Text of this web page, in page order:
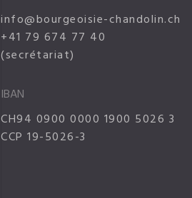
info@bourgeoisie-chandolin.ch
+41 79 674 77 40
(secrétariat)
IBAN
CH94 0900 0000 1900 5026 3
CCP 19-5026-3